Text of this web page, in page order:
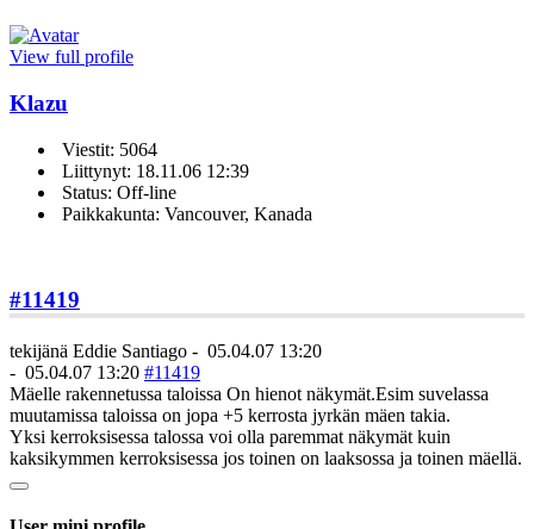
View full profile
Klazu
Viestit: 5064
Liittynyt: 18.11.06 12:39
Status: Off-line
Paikkakunta: Vancouver, Kanada
#11419
tekijänä Eddie Santiago - 05.04.07 13:20
- 05.04.07 13:20 #11419
Mäelle rakennetussa taloissa On hienot näkymät.Esim suvelassa
muutamissa taloissa on jopa +5 kerrosta jyrkän mäen takia.
Yksi kerroksisessa talossa voi olla paremmat näkymät kuin
kaksikymmen kerroksisessa jos toinen on laaksossa ja toinen mäellä.